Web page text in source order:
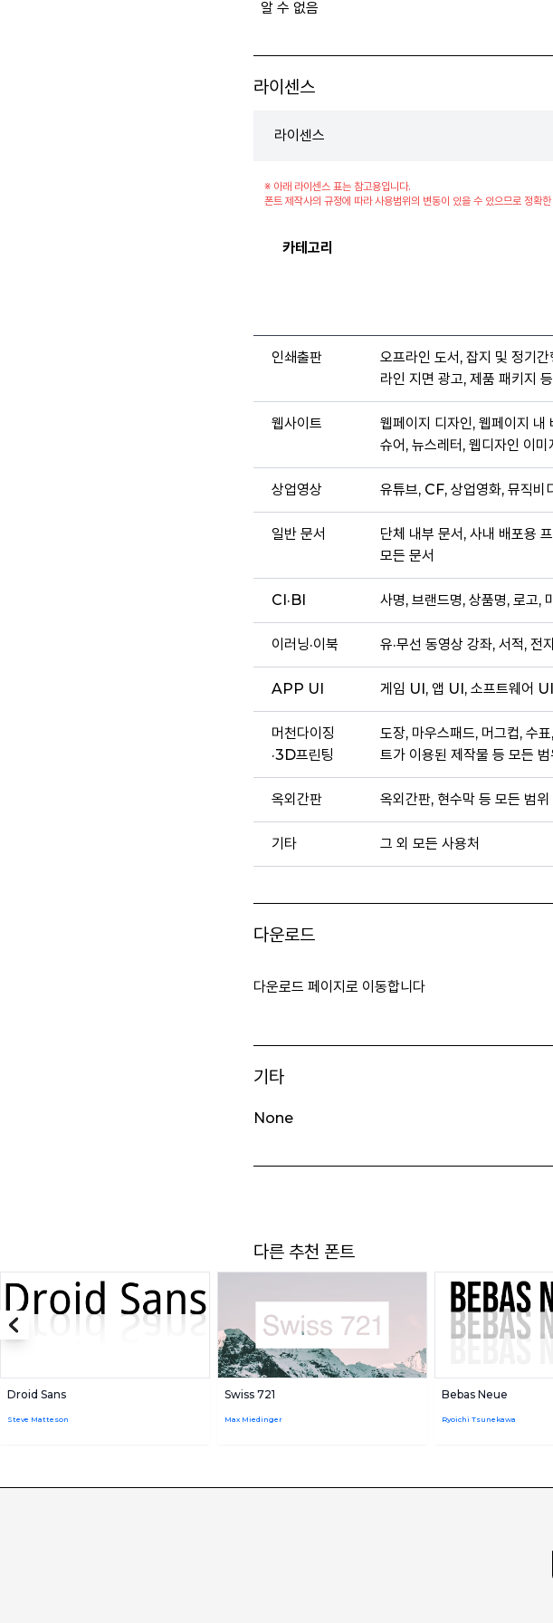
알 수 없음
라이센스
라이센스
※ 아래 라이센스 표는 참고용입니다.
폰트 제작사의 규정에 따라 사용범위의 변동이 있을 수 있으므로 정확
카테고리
인쇄출판
오프라인 도서, 잡지 및 정기
라인 지면 광고, 제품 패키지
웹사이트
웹페이지 디자인, 웹페이지 내
슈어, 뉴스레터, 웹디자인 이미
상업영상 유튜브, CF, 상업영화, 뮤직비
일반 문서
단체 내부 문서, 사내 배포용
모든 문서
CI·BI 사명, 브랜드명, 상품명, 로고,
이러닝·이북 유·무선 동영상 강좌, 서적, 전
APP UI 게임 UI, 앱 UI, 소프트웨어
머천다이징
·3D프린팅
도장, 마우스패드, 머그컵, 수
트가 이용된 제작물 등 모든 범
옥외간판 옥외간판, 현수막 등 모든 범위
기타 그 외 모든 사용처
다운로드
다운로드 페이지로 이동합니다
기타
None
다른 추천 폰트
Droid Sans
Steve Matteson
Swiss 721
Max Miedinger
Bebas Neue
Ryoichi Tsunekawa